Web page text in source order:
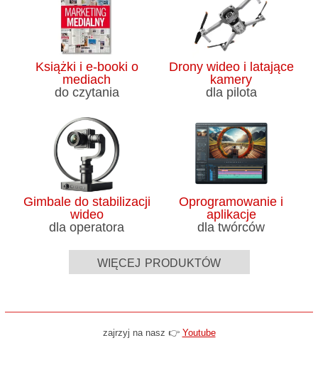
Książki i e-booki o
mediach
do czytania
Drony wideo i latające
kamery
dla pilota
Gimbale do stabilizacji
wideo
dla operatora
Oprogramowanie i
aplikacje
dla twórców
więcej produktów
zajrzyj na nasz 👉 Youtube